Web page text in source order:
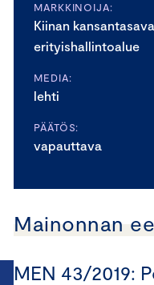
MARKKINOIJA:
Kiinan
erityishallintoalue
MEDIA:
lehti
PÄÄTÖS:
vapauttava
Mainonnan
MEN 43/2019: